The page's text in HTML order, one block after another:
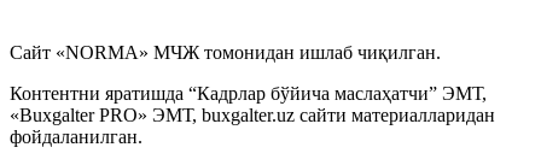
Сайт «NORMA» МЧЖ томонидан ишлаб чиқилган.
Контентни яратишда “Кадрлар бўйича маслаҳатчи” ЭМТ,
«Buxgalter PRO» ЭМТ, buxgalter.uz сайти материалларидан
фойдаланилган.